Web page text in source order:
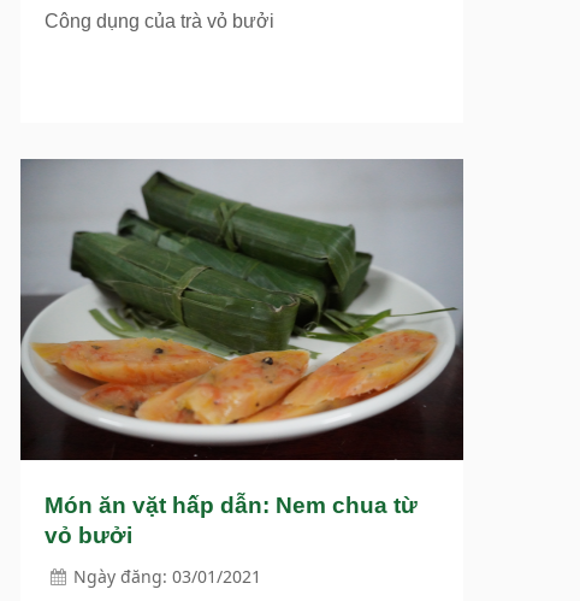
Công dụng của trà vỏ bưởi
Món ăn vặt hấp dẫn: Nem chua từ
vỏ bưởi
Ngày đăng: 03/01/2021